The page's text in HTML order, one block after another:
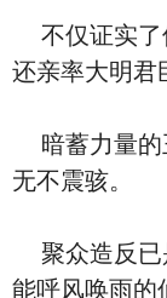
不仅证实了
还亲率大明君
暗蓄力量的
无不震骇。
聚众造反已
能呼风唤雨的